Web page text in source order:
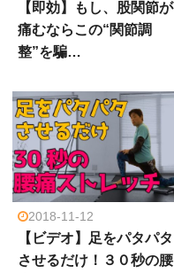
【即効】もし、股関節が
痛むならこの“関節調
整”を騙…
2018-11-12
【ビデオ】足をパタパタ
させるだけ！３０秒の腰